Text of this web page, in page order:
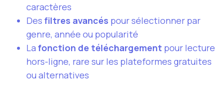
caractères
Des filtres avancés pour sélectionner par
genre, année ou popularité
La fonction de téléchargement pour lecture
hors-ligne, rare sur les plateformes gratuites
ou alternatives